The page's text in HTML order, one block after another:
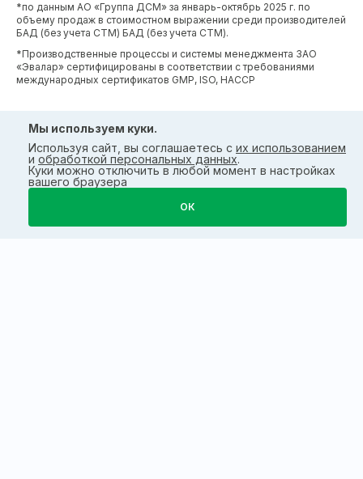
*по данным АО «Группа ДСМ» за январь-октябрь 2025 г. по
объему продаж в стоимостном выражении среди производителей
БАД (без учета СТМ) БАД (без учета СТМ).
*Производственные процессы и системы менеджмента ЗАО
«Эвалар» сертифицированы в соответствии с требованиями
международных сертификатов GMP, ISO, HACCP
Мы используем куки.
Используя сайт, вы соглашаетесь с их использованием
и обработкой персональных данных.
Куки можно отключить в любой момент в настройках
вашего браузера
ОК